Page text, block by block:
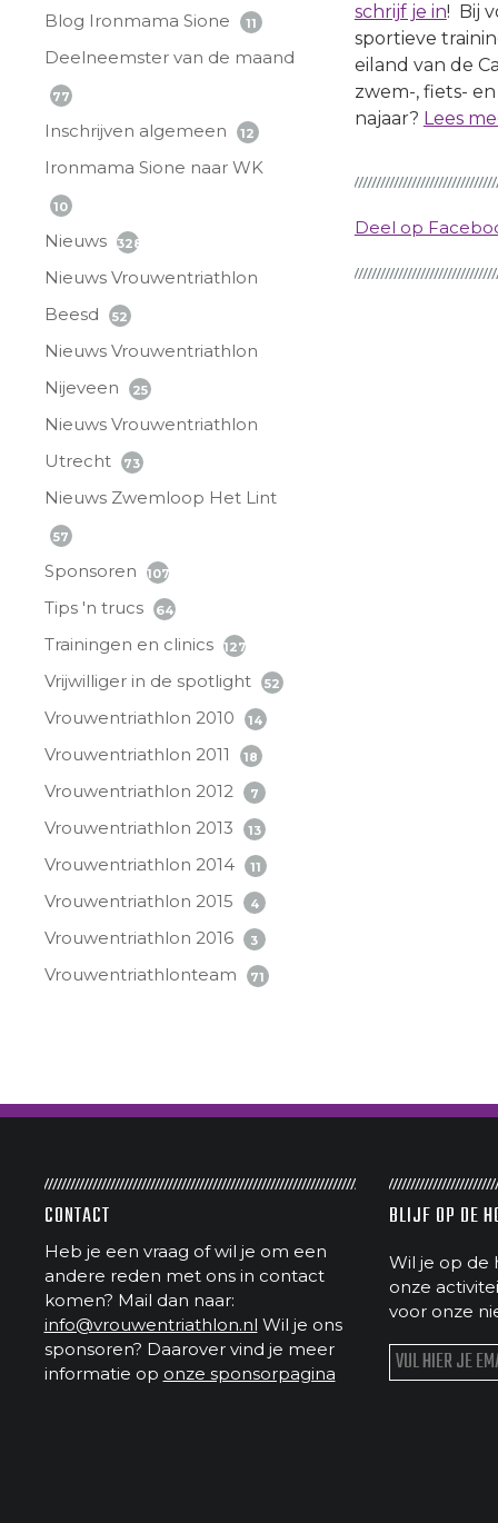
Blog Ironmama Sione 11
Deelneemster van de maand
77
Inschrijven algemeen 12
Ironmama Sione naar WK
10
Nieuws 328
Nieuws Vrouwentriathlon
Beesd
52
Nieuws Vrouwentriathlon
Nijeveen
25
Nieuws Vrouwentriathlon
Utrecht
73
Nieuws Zwemloop Het Lint
57
Sponsoren 107
Tips 'n trucs 64
Trainingen en clinics 127
Vrijwilliger in de spotlight 52
Vrouwentriathlon 2010 14
Vrouwentriathlon 2011 18
Vrouwentriathlon 2012 7
Vrouwentriathlon 2013 13
Vrouwentriathlon 2014 11
Vrouwentriathlon 2015 4
Vrouwentriathlon 2016 3
Vrouwentriathlonteam 71
schrijf je in! Bij
sportieve
eiland van de
zwem-, fiets-
najaar? Lees
Deel op
CONTACT
Heb je een vraag of wil je om een
andere reden met ons in contact
komen? Mail dan naar:
info@vrouwentriathlon.nl Wil je ons
sponsoren? Daarover vind je meer
informatie op onze sponsorpagina
BLIJF OP DE
Wil je op de
onze
voor onze